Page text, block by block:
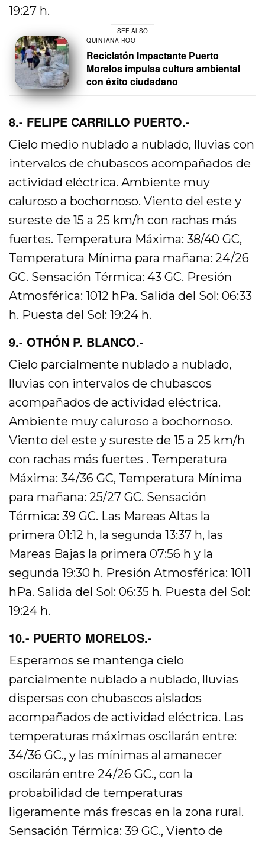
19:27 h.
SEE ALSO
QUINTANA ROO
Reciclatón Impactante Puerto
Morelos impulsa cultura ambiental
con éxito ciudadano
8.- FELIPE CARRILLO PUERTO.-
Cielo medio nublado a nublado, lluvias con
intervalos de chubascos acompañados de
actividad eléctrica. Ambiente muy
caluroso a bochornoso. Viento del este y
sureste de 15 a 25 km/h con rachas más
fuertes. Temperatura Máxima: 38/40 GC,
Temperatura Mínima para mañana: 24/26
GC. Sensación Térmica: 43 GC. Presión
Atmosférica: 1012 hPa. Salida del Sol: 06:33
h. Puesta del Sol: 19:24 h.
9.- OTHÓN P. BLANCO.-
Cielo parcialmente nublado a nublado,
lluvias con intervalos de chubascos
acompañados de actividad eléctrica.
Ambiente muy caluroso a bochornoso.
Viento del este y sureste de 15 a 25 km/h
con rachas más fuertes . Temperatura
Máxima: 34/36 GC, Temperatura Mínima
para mañana: 25/27 GC. Sensación
Térmica: 39 GC. Las Mareas Altas la
primera 01:12 h, la segunda 13:37 h, las
Mareas Bajas la primera 07:56 h y la
segunda 19:30 h. Presión Atmosférica: 1011
hPa. Salida del Sol: 06:35 h. Puesta del Sol:
19:24 h.
10.- PUERTO MORELOS.-
Esperamos se mantenga cielo
parcialmente nublado a nublado, lluvias
dispersas con chubascos aislados
acompañados de actividad eléctrica. Las
temperaturas máximas oscilarán entre:
34/36 GC., y las mínimas al amanecer
oscilarán entre 24/26 GC., con la
probabilidad de temperaturas
ligeramente más frescas en la zona rural.
Sensación Térmica: 39 GC., Viento de